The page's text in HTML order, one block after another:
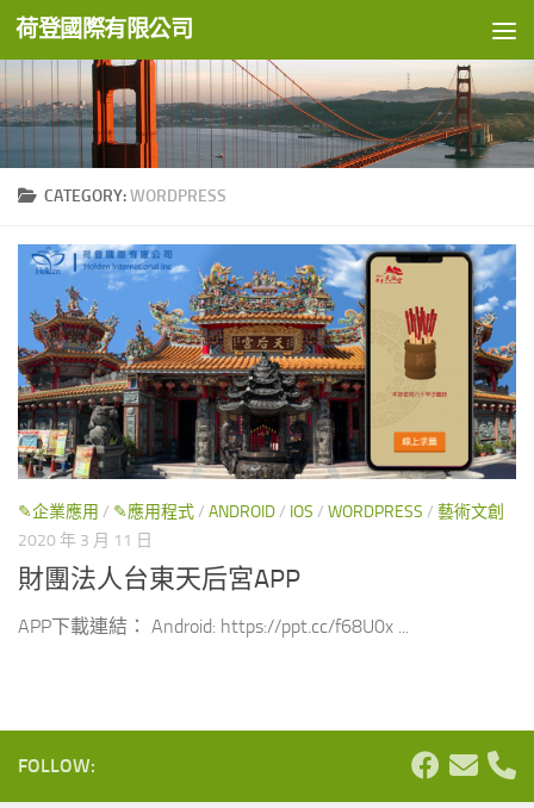
Skip to content
荷登國際有限公司
CATEGORY:WORDPRESS
✎企業應用 / ✎應用程式/ ANDROID/ IOS / WORDPRESS / 藝術文創
2020 年 3 月 11 日
財團法人台東天后宮APP
APP下載連結： Android: https://ppt.cc/f68U0x ...
FOLLOW: